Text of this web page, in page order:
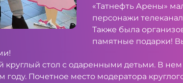
«Татнефть Арены»
персонажи
Также была
памятные подарки!
круглый стол с одаренными детьми. В
Почетное место модератора